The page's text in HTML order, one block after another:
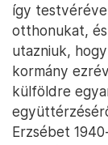
így
otthonukat,
utazniuk,
kormány
külföldre
Erzsébet